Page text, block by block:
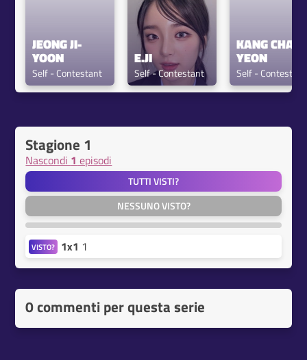
JEONG JI-
YOON
Self - Contestant
E.JI
Self - Contestant
KANG CHAE-
YEON
Self - Contestant
Stagione 1
Nascondi 1 episodi
TUTTI VISTI?
NESSUNO VISTO?
VISTO? 1x1 1
0 commenti per questa serie